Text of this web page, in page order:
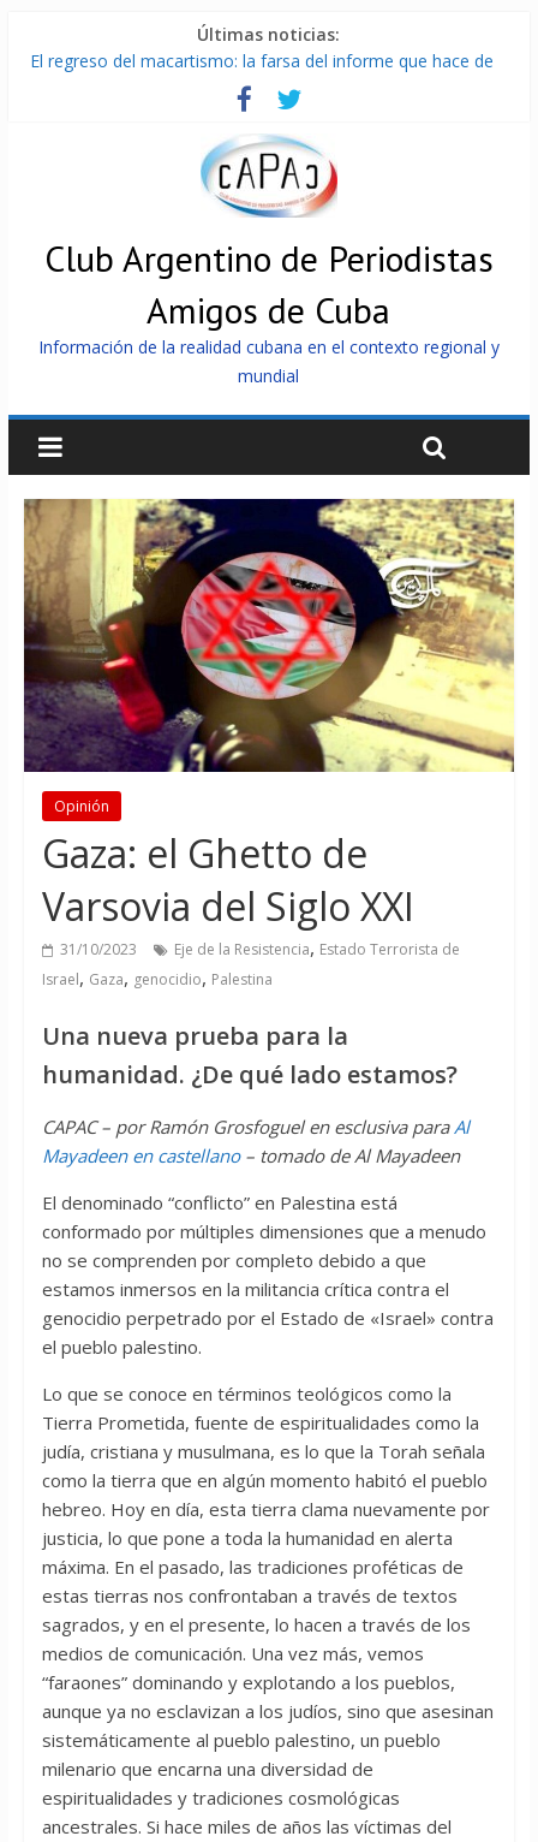
Últimas noticias:
El regreso del macartismo: la farsa del informe que hace de
Milei firmó memorándum con EE.UU sin informarlo
China presenta robots que pueden razonar, moverse y asistir
La Habana avanza en reconexión tras nuevo apagón
Más de 7 000 contenedores impedidos de llegar a Cuba
Club Argentino de Periodistas
Amigos de Cuba
Información de la realidad cubana en el contexto regional y
mundial
Opinión
Gaza: el Ghetto de
Varsovia del Siglo XXI
31/10/2023 Eje de la Resistencia, Estado Terrorista de
Israel, Gaza, genocidio, Palestina
Una nueva prueba para la
humanidad. ¿De qué lado estamos?
CAPAC – por Ramón Grosfoguel en esclusiva paraAl
Mayadeen en castellano– tomado de Al Mayadeen
El denominado “conflicto” en Palestina está
conformado por múltiples dimensiones que a menudo
no se comprenden por completo debido a que
estamos inmersos en la militancia crítica contra el
genocidio perpetrado por el Estado de «Israel» contra
el pueblo palestino.
Lo que se conoce en términos teológicos como la
Tierra Prometida, fuente de espiritualidades como la
judía, cristiana y musulmana, es lo que la Torah señala
como la tierra que en algún momento habitó el pueblo
hebreo. Hoy en día, esta tierra clama nuevamente por
justicia, lo que pone a toda la humanidad en alerta
máxima. En el pasado, las tradiciones proféticas de
estas tierras nos confrontaban a través de textos
sagrados, y en el presente, lo hacen a través de los
medios de comunicación. Una vez más, vemos
“faraones” dominando y explotando a los pueblos,
aunque ya no esclavizan a los judíos, sino que asesinan
sistemáticamente al pueblo palestino, un pueblo
milenario que encarna una diversidad de
espiritualidades y tradiciones cosmológicas
ancestrales. Si hace miles de años las víctimas del